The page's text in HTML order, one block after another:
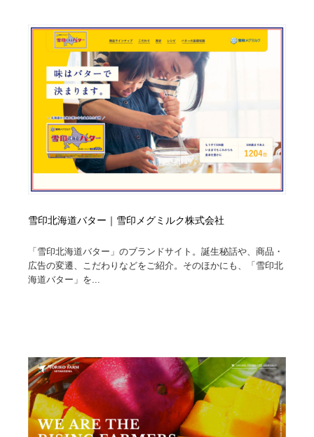
雪印北海道バター｜雪印メグミルク株式会社
「雪印北海道バター」のブランドサイト。誕生秘話や、商品・
広告の変遷、こだわりなどをご紹介。そのほかにも、「雪印北
海道バター」を...